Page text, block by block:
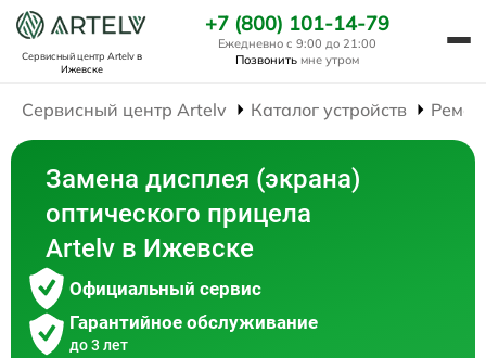
Сервисный центр Artelvв
Ижевске
+7 (800) 101-14-79
Ежедневно с 9:00 до 21:00
Позвонить мне утром
Сервисный центр Artelv Каталог устройств
Замена дисплея (экрана)
оптического прицела
Artelv в Ижевске
Официальный сервис
Гарантийное обслуживание
до 3 лет